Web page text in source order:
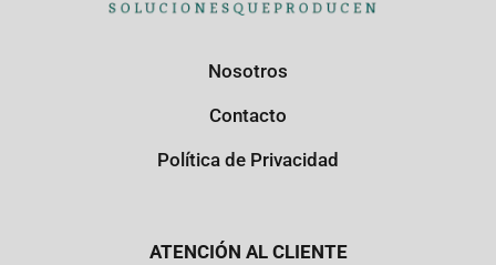
Nosotros
Contacto
Política de Privacidad
ATENCIÓN AL CLIENTE